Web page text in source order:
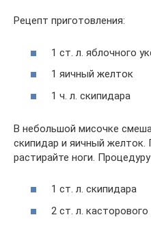
Рецепт приготовления:
1 ст. л. яблочного
1 яичный желток
1 ч. л. скипидара
В небольшой мисочке
скипидар и яичный желток.
растирайте ноги.
1 ст. л. скипидара
2 ст. л.